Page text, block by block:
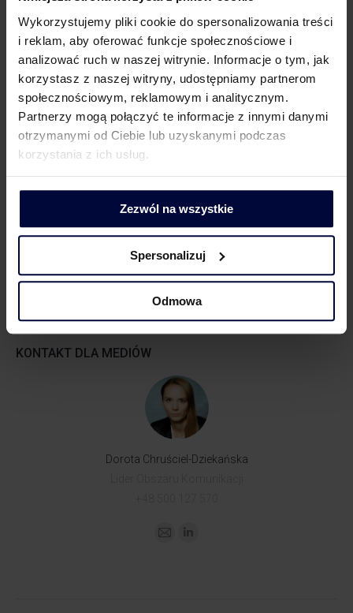
Wykorzystujemy pliki cookie do spersonalizowania treści
i reklam, aby oferować funkcje społecznościowe i
analizować ruch w naszej witrynie. Informacje o tym, jak
korzystasz z naszej witryny, udostępniamy partnerom
społecznościowym, reklamowym i analitycznym.
Partnerzy mogą połączyć te informacje z innymi danymi
otrzymanymi od Ciebie lub uzyskanymi podczas
korzystania z ich usług.
Zezwól na wszystkie
Spersonalizuj
Odmowa
KONTAKT DLA KLIENTÓW
Partner | Rozwój biznesu, marketing i komunikacja
KONTAKT DLA MEDIÓW
Dorota Chruściel-Dziekańska